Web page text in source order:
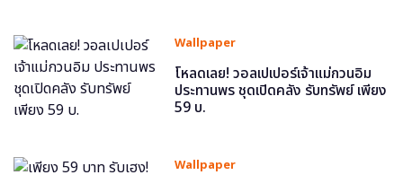
Wallpaper
โหลดเลย! วอลเปเปอร์เจ้าแม่กวนอิม
ประทานพร ชุดเปิดคลัง รับทรัพย์ เพียง
59 บ.
Wallpaper